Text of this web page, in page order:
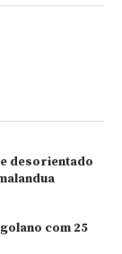
desorientado
com 25